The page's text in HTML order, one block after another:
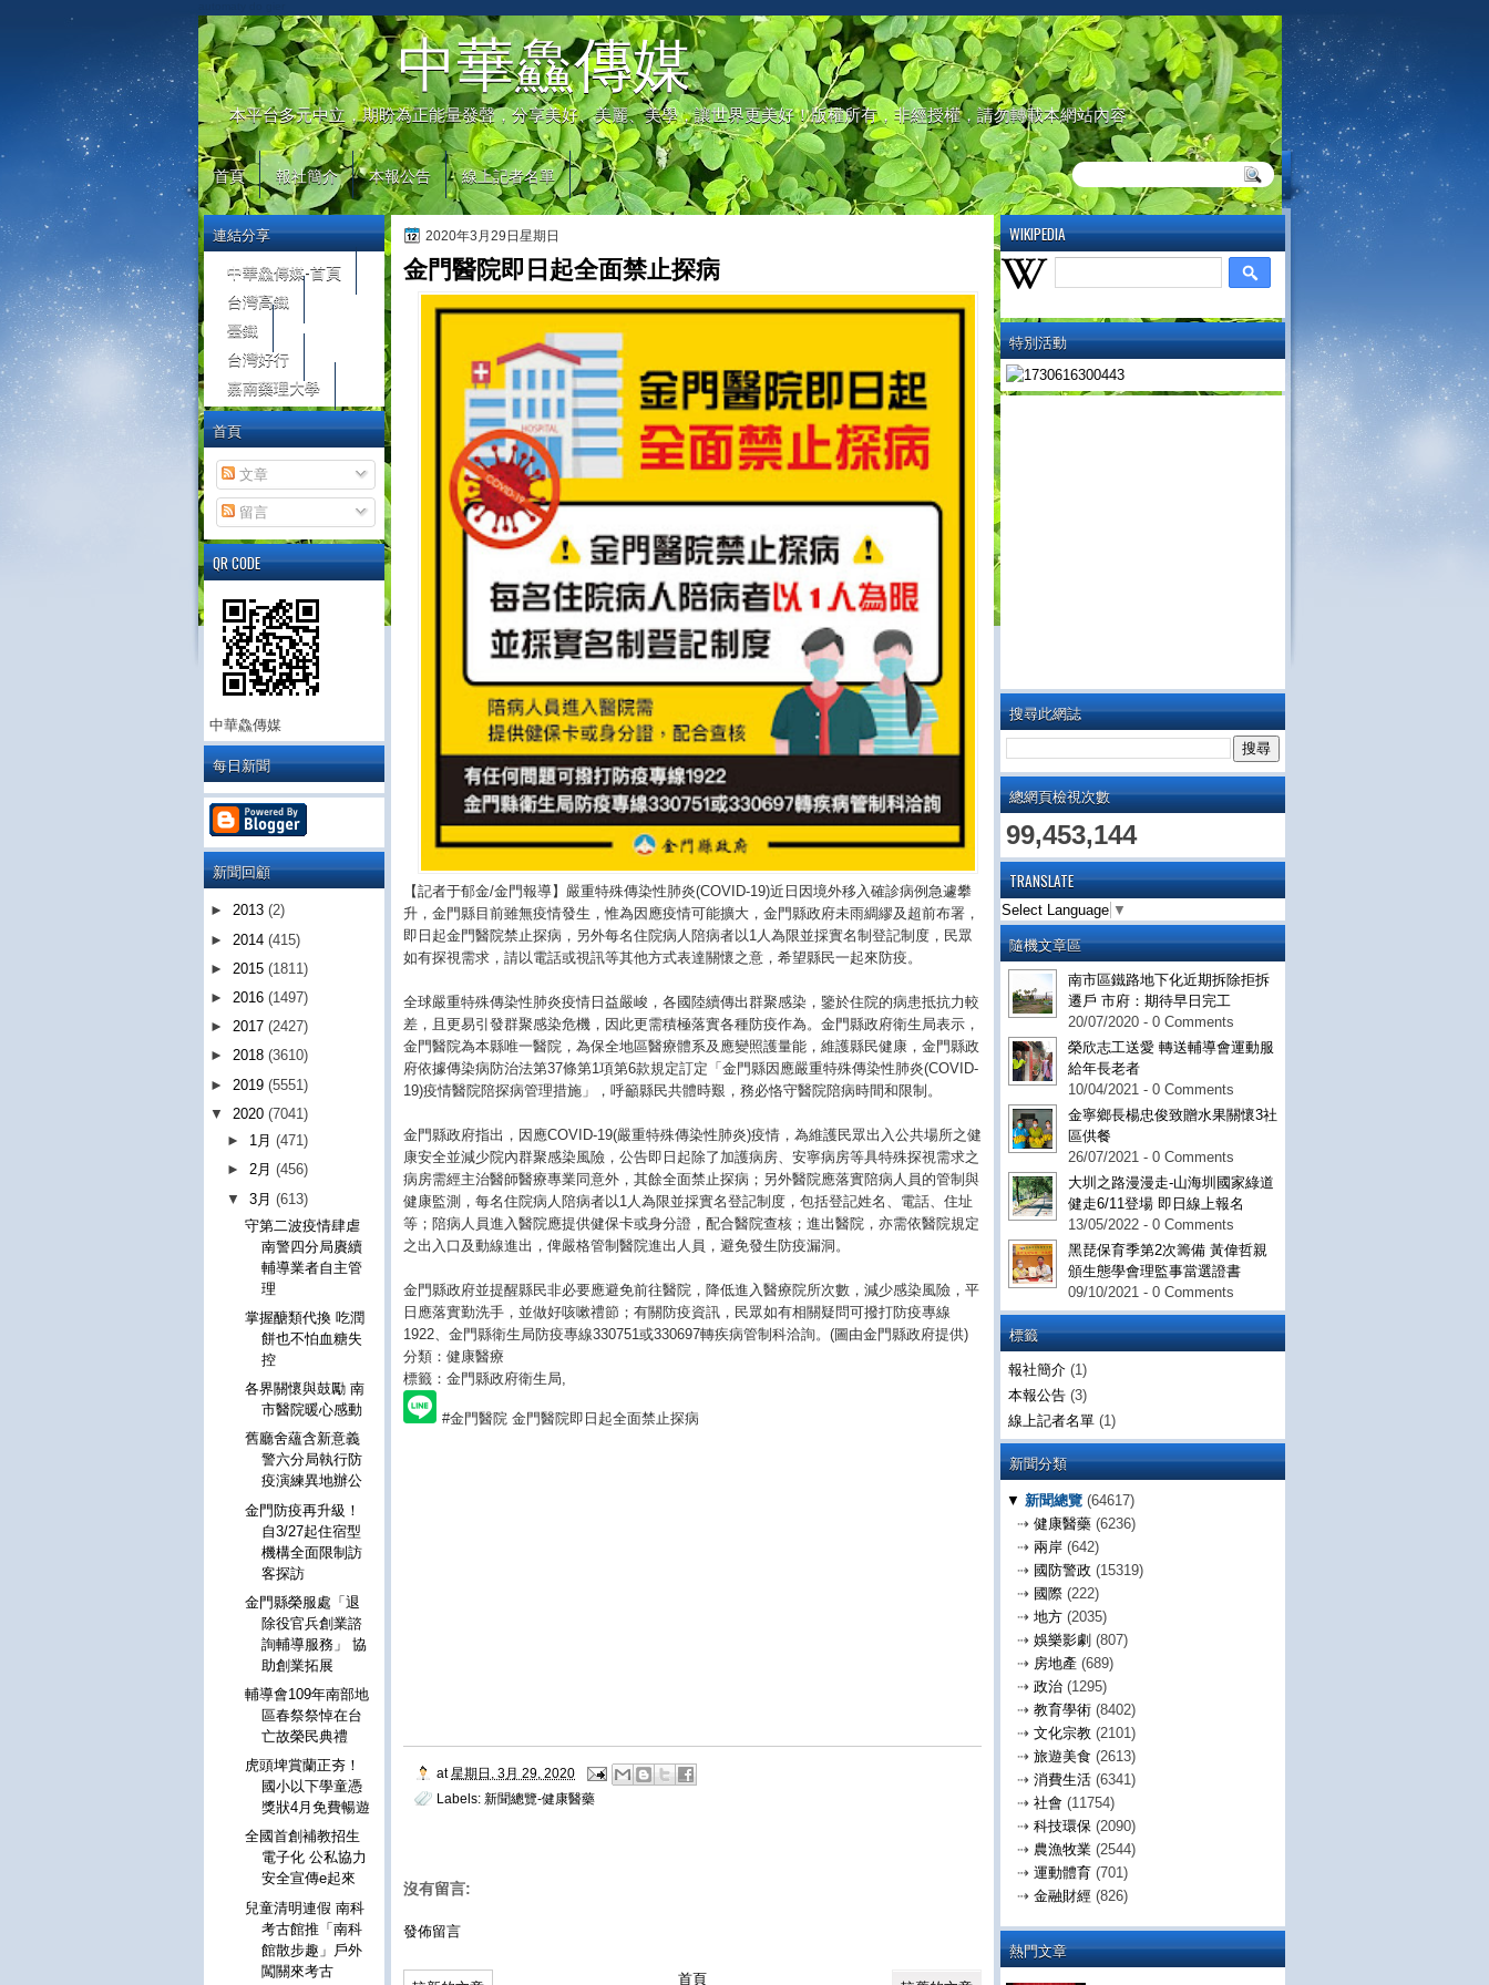
中華鱻傳媒
本平台多元中立，期盼為正能量發聲，分享美好、美麗、美學，讓世界更美好！版權所有，非經授權，請勿轉載本網站內容
首頁 報社簡介 本報公告 線上記者名單
WIKIPEDIA
特別活動
搜尋此網誌
總網頁檢視次數
99,453,144
TRANSLATE
Select Language ▼
隨機文章區
南市區鐵路地下化近期拆除拒拆
遷戶 市府：期待早日完工
20/07/2020 - 0 Comments
榮欣志工送愛 轉送輔導會運動服
給年長老者
10/04/2021 - 0 Comments
金寧鄉長楊忠俊致贈水果關懷3社
區供餐
26/07/2021 - 0 Comments
大圳之路漫漫走-山海圳國家綠道
健走6/11登場 即日線上報名
13/05/2022 - 0 Comments
黑琵保育季第2次籌備 黃偉哲親
頒生態學會理監事當選證書
09/10/2021 - 0 Comments
標籤
報社簡介 (1)
本報公告 (3)
線上記者名單 (1)
新聞分類
▼ 新聞總覽 (64617)
⇢ 健康醫藥 (6236)
⇢ 兩岸 (642)
⇢ 國防警政 (15319)
⇢ 國際 (222)
⇢ 地方 (2035)
⇢ 娛樂影劇 (807)
⇢ 房地產 (689)
⇢ 政治 (1295)
⇢ 教育學術 (8402)
⇢ 文化宗教 (2101)
⇢ 旅遊美食 (2613)
⇢ 消費生活 (6341)
⇢ 社會 (11754)
⇢ 科技環保 (2090)
⇢ 農漁牧業 (2544)
⇢ 運動體育 (701)
⇢ 金融財經 (826)
熱門文章
2020年3月29日星期日
金門醫院即日起全面禁止探病
【記者于郁金/金門報導】嚴重特殊傳染性肺炎(COVID-19)近日因境外移入確診病例急遽攀
升，金門縣目前雖無疫情發生，惟為因應疫情可能擴大，金門縣政府未雨綢繆及超前布署，
即日起金門醫院禁止探病，另外每名住院病人陪病者以1人為限並採實名制登記制度，民眾
如有探視需求，請以電話或視訊等其他方式表達關懷之意，希望縣民一起來防疫。
全球嚴重特殊傳染性肺炎疫情日益嚴峻，各國陸續傳出群聚感染，鑒於住院的病患抵抗力較
差，且更易引發群聚感染危機，因此更需積極落實各種防疫作為。金門縣政府衛生局表示，
金門醫院為本縣唯一醫院，為保全地區醫療體系及應變照護量能，維護縣民健康，金門縣政
府依據傳染病防治法第37條第1項第6款規定訂定「金門縣因應嚴重特殊傳染性肺炎(COVID-
19)疫情醫院陪探病管理措施」，呼籲縣民共體時艱，務必恪守醫院陪病時間和限制。
金門縣政府指出，因應COVID-19(嚴重特殊傳染性肺炎)疫情，為維護民眾出入公共場所之健
康安全並減少院內群聚感染風險，公告即日起除了加護病房、安寧病房等具特殊探視需求之
病房需經主治醫師醫療專業同意外，其餘全面禁止探病；另外醫院應落實陪病人員的管制與
健康監測，每名住院病人陪病者以1人為限並採實名登記制度，包括登記姓名、電話、住址
等；陪病人員進入醫院應提供健保卡或身分證，配合醫院查核；進出醫院，亦需依醫院規定
之出入口及動線進出，俾嚴格管制醫院進出人員，避免發生防疫漏洞。
金門縣政府並提醒縣民非必要應避免前往醫院，降低進入醫療院所次數，減少感染風險，平
日應落實勤洗手，並做好咳嗽禮節；有關防疫資訊，民眾如有相關疑問可撥打防疫專線
1922、金門縣衛生局防疫專線330751或330697轉疾病管制科洽詢。(圖由金門縣政府提供)
分類：健康醫療
標籤：金門縣政府衛生局
#金門醫院 金門醫院即日起全面禁止探病
at 星期日, 3月 29, 2020
Labels: 新聞總覽-健康醫藥
沒有留言:
發佈留言
首頁
連結分享
中華鱻傳媒-首頁
台灣高鐵
臺鐵
台灣好行
嘉南藥理大學
首頁
文章
留言
QR CODE
中華鱻傳媒
每日新聞
新聞回顧
► 2013 (2)
► 2014 (415)
► 2015 (1811)
► 2016 (1497)
► 2017 (2427)
► 2018 (3610)
► 2019 (5551)
▼ 2020 (7041)
► 1月(471)
►2月(456)
▼3月(613)
守第二波疫情肆虐
南警四分局賡續
輔導業者自主管
理
掌握醣類代換 吃潤
餅也不怕血糖失
控
各界關懷與鼓勵 南
市醫院暖心感動
舊廳舍蘊含新意義
警六分局執行防
疫演練異地辦公
金門防疫再升級！
自3/27起住宿型
機構全面限制訪
客探訪
金門縣榮服處「退
除役官兵創業諮
詢輔導服務」 協
助創業拓展
輔導會109年南部地
區春祭祭悼在台
亡故榮民典禮
虎頭埤賞蘭正夯！
國小以下學童憑
獎狀4月免費暢遊
全國首創補教招生
電子化 公私協力
安全宣傳e起來
兒童清明連假 南科
考古館推「南科
館散步趣」戶外
闖關來考古